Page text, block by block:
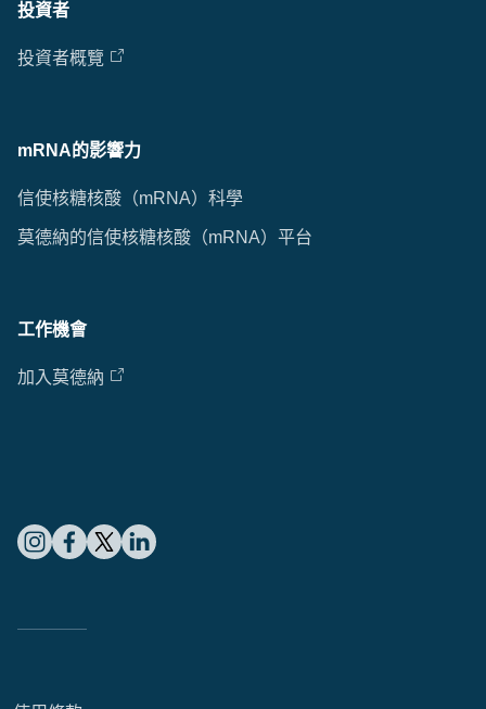
投資者
投資者概覽
mRNA的影響力
信使核糖核酸（mRNA）科學
莫德納的信使核糖核酸（mRNA）平台
工作機會
加入莫德納